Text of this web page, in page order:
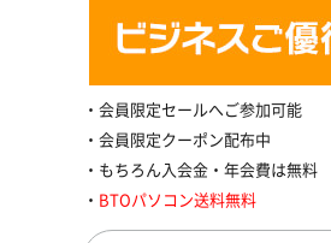
会員限定セールへご参加可能
会員限定クーポン配布中
もちろん入会金・年会費は無料
BTOパソコン送料無料